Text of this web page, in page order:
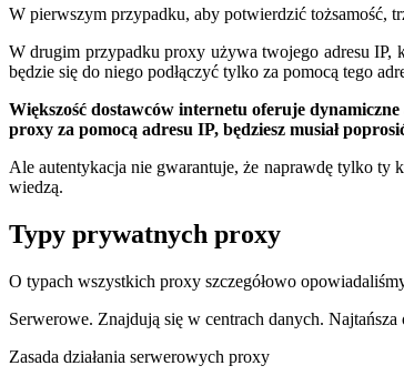
W pierwszym przypadku, aby potwierdzić tożsamość,
W drugim przypadku proxy używa twojego adresu IP,
będzie się do niego podłączyć tylko za pomocą tego
Większość dostawców internetu oferuje
proxy za pomocą adresu IP, będziesz musiał
Ale autentykacja nie gwarantuje, że naprawdę tylko ty
wiedzą.
Typy prywatnych proxy
O typach wszystkich proxy szczegółowo
Serwerowe. Znajdują się w centrach danych.
Zasada działania serwerowych proxy